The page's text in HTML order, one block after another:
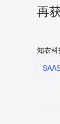
再
知衣